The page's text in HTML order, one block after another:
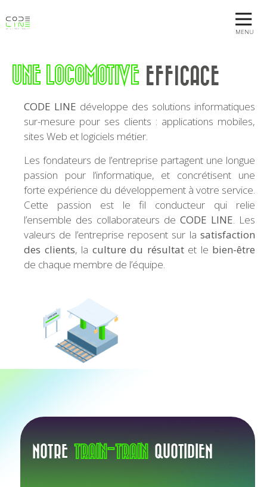
MENU
UNE LOCOMOTIVE EFFICACE
CODE LINE développe des solutions informatiques
sur-mesure pour ses clients : applications mobiles,
sites Web et logiciels métier.
Les fondateurs de l’entreprise partagent une longue
passion pour l’informatique, et concrétisent une
forte expérience du développement à votre service.
Cette passion est le fil conducteur qui relie
l’ensemble des collaborateurs de CODE LINE. Les
valeurs de l’entreprise reposent sur la satisfaction
des clients, la culture du résultatet le bien-être
de chaque membre de l’équipe.
NOTRE TRAIN-TRAIN QUOTIDIEN